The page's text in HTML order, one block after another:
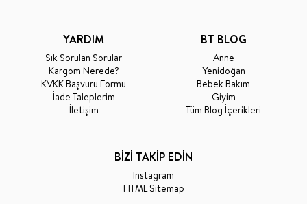
YARDIM
Sık Sorulan Sorular
Kargom Nerede?
KVKK Başvuru Formu
İade Taleplerim
İletişim
BT BLOG
Anne
Yenidoğan
Bebek Bakım
Giyim
Tüm Blog İçerikleri
BİZİ TAKİP EDİN
Instagram
HTML Sitemap